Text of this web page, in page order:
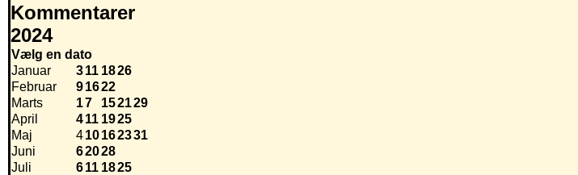
Kommentarer
2024
Vælg en dato
Januar
311 1826
Februar
91622
Marts
17 152129
April
411 1925
Maj
410162331
Juni
62028
Juli
611 1825